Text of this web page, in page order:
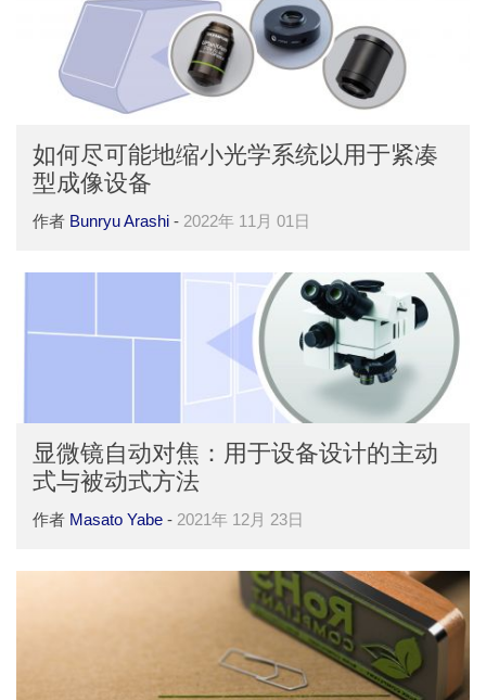
如何尽可能地缩小光学系统以用于紧凑
型成像设备
作者 Bunryu Arashi - 2022年 11月 01日
显微镜自动对焦：用于设备设计的主动
式与被动式方法
作者 Masato Yabe - 2021年 12月 23日